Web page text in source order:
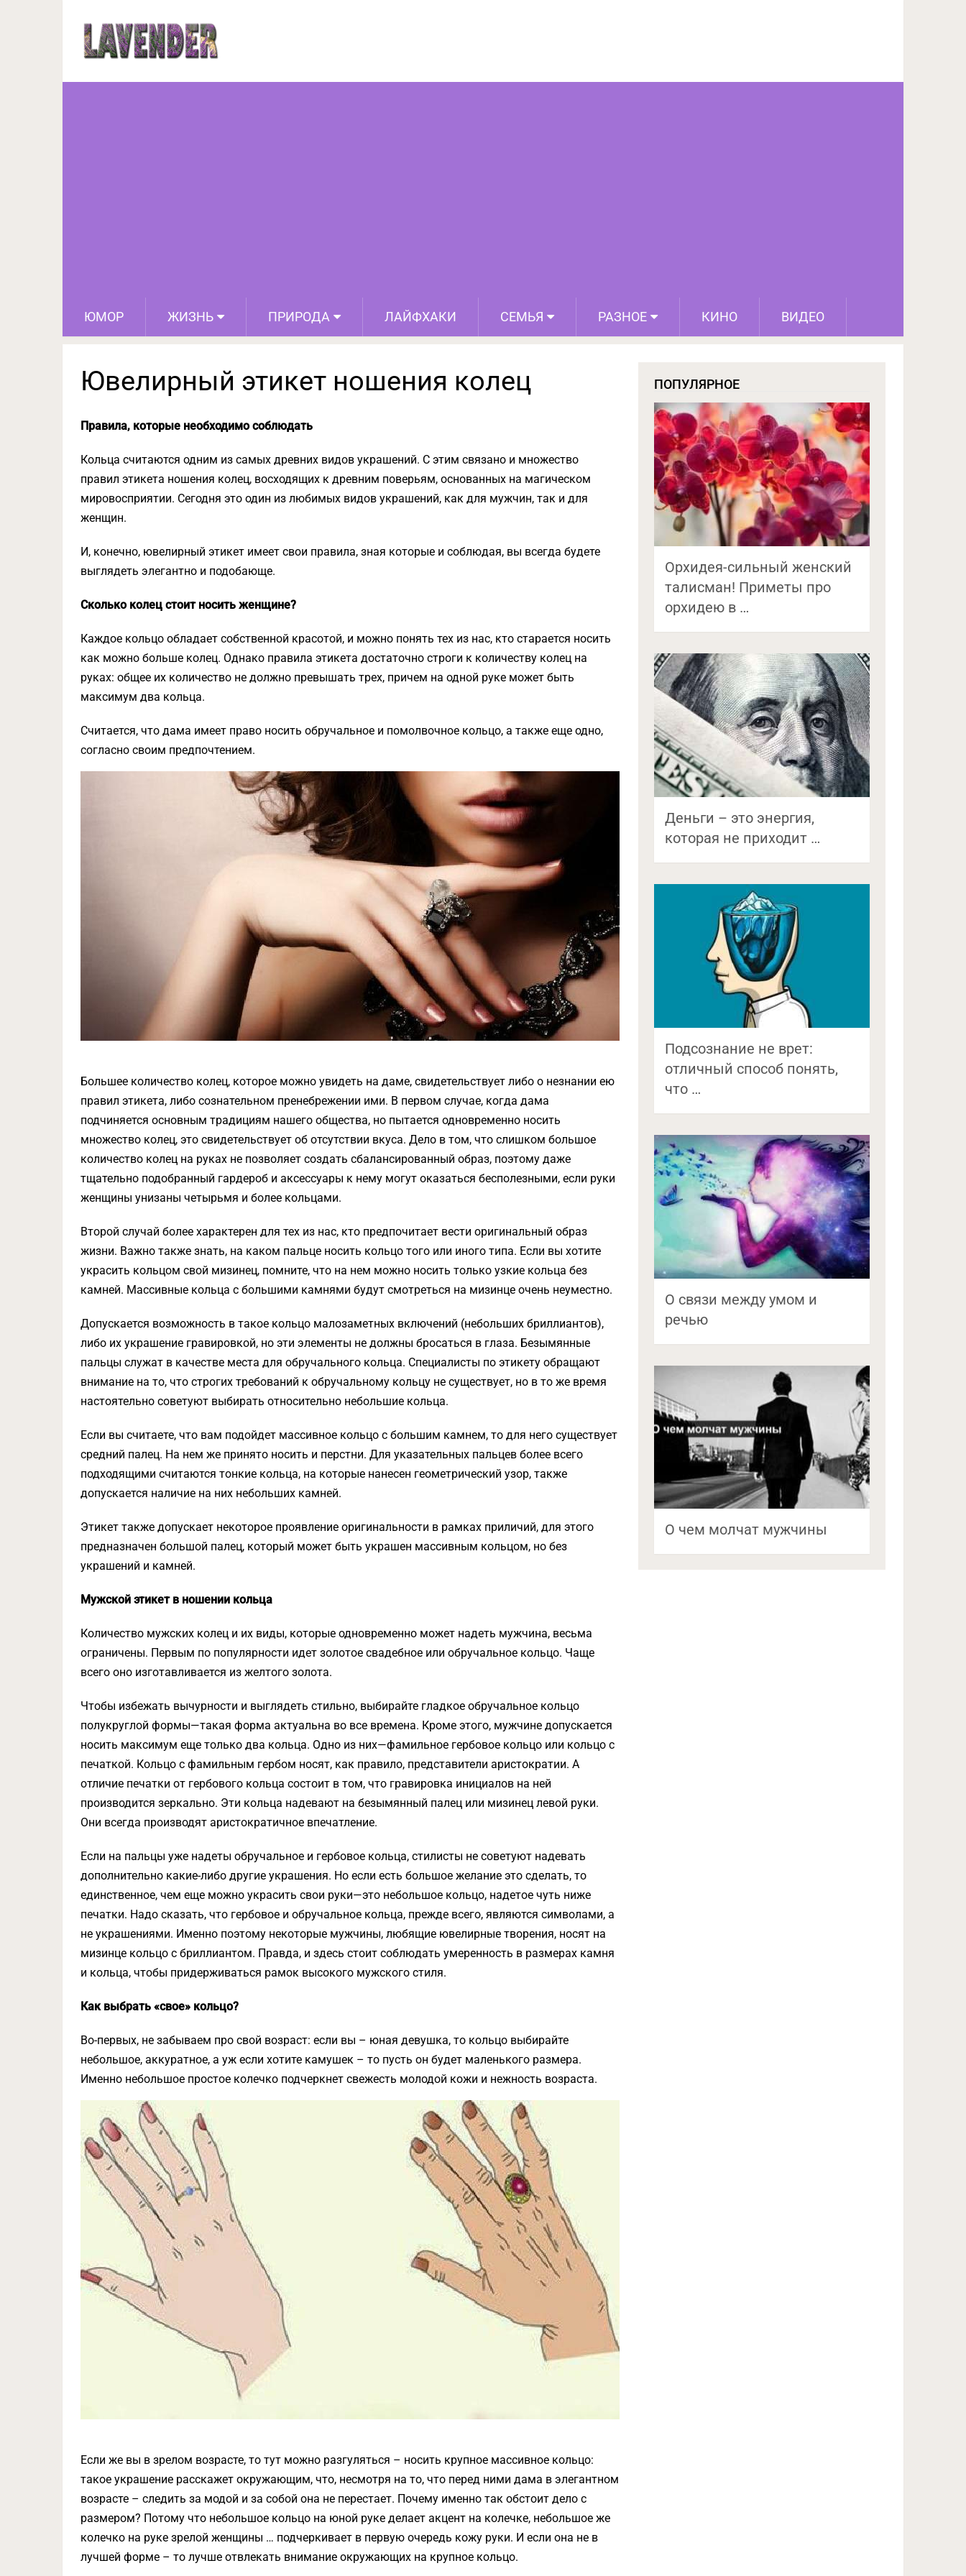
ЮМОР ЖИЗНЬ ПРИРОДА ЛАЙФХАКИ СЕМЬЯ РАЗНОЕ КИНО ВИДЕО
Ювелирный этикет ношения колец
Правила, которые необходимо соблюдать
Кольца считаются одним из самых древних видов украшений. С этим связано и множество
правил этикета ношения колец, восходящих к древним поверьям, основанных на магическом
мировосприятии. Сегодня это один из любимых видов украшений, как для мужчин, так и для
женщин.
И, конечно, ювелирный этикет имеет свои правила, зная которые и соблюдая, вы всегда будете
выглядеть элегантно и подобающе.
Сколько колец стоит носить женщине?
Каждое кольцо обладает собственной красотой, и можно понять тех из нас, кто старается носить
как можно больше колец. Однако правила этикета достаточно строги к количеству колец на
руках: общее их количество не должно превышать трех, причем на одной руке может быть
максимум два кольца.
Считается, что дама имеет право носить обручальное и помолвочное кольцо, а также еще одно,
согласно своим предпочтением.
Большее количество колец, которое можно увидеть на даме, свидетельствует либо о незнании ею
правил этикета, либо сознательном пренебрежении ими. В первом случае, когда дама
подчиняется основным традициям нашего общества, но пытается одновременно носить
множество колец, это свидетельствует об отсутствии вкуса. Дело в том, что слишком большое
количество колец на руках не позволяет создать сбалансированный образ, поэтому даже
тщательно подобранный гардероб и аксессуары к нему могут оказаться бесполезными, если руки
женщины унизаны четырьмя и более кольцами.
Второй случай более характерен для тех из нас, кто предпочитает вести оригинальный образ
жизни. Важно также знать, на каком пальце носить кольцо того или иного типа. Если вы хотите
украсить кольцом свой мизинец, помните, что на нем можно носить только узкие кольца без
камней. Массивные кольца с большими камнями будут смотреться на мизинце очень неуместно.
Допускается возможность в такое кольцо малозаметных включений (небольших бриллиантов),
либо их украшение гравировкой, но эти элементы не должны бросаться в глаза. Безымянные
пальцы служат в качестве места для обручального кольца. Специалисты по этикету обращают
внимание на то, что строгих требований к обручальному кольцу не существует, но в то же время
настоятельно советуют выбирать относительно небольшие кольца.
Если вы считаете, что вам подойдет массивное кольцо с большим камнем, то для него существует
средний палец. На нем же принято носить и перстни. Для указательных пальцев более всего
подходящими считаются тонкие кольца, на которые нанесен геометрический узор, также
допускается наличие на них небольших камней.
Этикет также допускает некоторое проявление оригинальности в рамках приличий, для этого
предназначен большой палец, который может быть украшен массивным кольцом, но без
украшений и камней.
Мужской этикет в ношении кольца
Количество мужских колец и их виды, которые одновременно может надеть мужчина, весьма
ограничены. Первым по популярности идет золотое свадебное или обручальное кольцо. Чаще
всего оно изготавливается из желтого золота.
Чтобы избежать вычурности и выглядеть стильно, выбирайте гладкое обручальное кольцо
полукруглой формы—такая форма актуальна во все времена. Кроме этого, мужчине допускается
носить максимум еще только два кольца. Одно из них—фамильное гербовое кольцо или кольцо с
печаткой. Кольцо с фамильным гербом носят, как правило, представители аристократии. А
отличие печатки от гербового кольца состоит в том, что гравировка инициалов на ней
производится зеркально. Эти кольца надевают на безымянный палец или мизинец левой руки.
Они всегда производят аристократичное впечатление.
Если на пальцы уже надеты обручальное и гербовое кольца, стилисты не советуют надевать
дополнительно какие-либо другие украшения. Но если есть большое желание это сделать, то
единственное, чем еще можно украсить свои руки—это небольшое кольцо, надетое чуть ниже
печатки. Надо сказать, что гербовое и обручальное кольца, прежде всего, являются символами, а
не украшениями. Именно поэтому некоторые мужчины, любящие ювелирные творения, носят на
мизинце кольцо с бриллиантом. Правда, и здесь стоит соблюдать умеренность в размерах камня
и кольца, чтобы придерживаться рамок высокого мужского стиля.
Как выбрать «свое» кольцо?
Во-первых, не забываем про свой возраст: если вы – юная девушка, то кольцо выбирайте
небольшое, аккуратное, а уж если хотите камушек – то пусть он будет маленького размера.
Именно небольшое простое колечко подчеркнет свежесть молодой кожи и нежность возраста.
Если же вы в зрелом возрасте, то тут можно разгуляться – носить крупное массивное кольцо:
такое украшение расскажет окружающим, что, несмотря на то, что перед ними дама в элегантном
возрасте – следить за модой и за собой она не перестает. Почему именно так обстоит дело с
размером? Потому что небольшое кольцо на юной руке делает акцент на колечке, небольшое же
колечко на руке зрелой женщины … подчеркивает в первую очередь кожу руки. И если она не в
лучшей форме – то лучше отвлекать внимание окружающих на крупное кольцо.
ПОПУЛЯРНОЕ
Орхидея-сильный женский
талисман! Приметы про
орхидею в …
Деньги – это энергия,
которая не приходит …
Подсознание не врет:
отличный способ понять,
что …
О связи между умом и
речью
О чем молчат мужчины